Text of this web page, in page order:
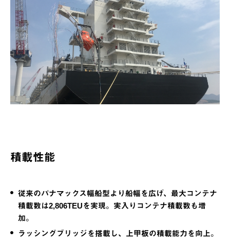
積載性能
従来のパナマックス幅船型より船幅を広げ、最大コンテナ
積載数は2,806TEUを実現。実入りコンテナ積載数も増
加。
ラッシングブリッジを搭載し、上甲板の積載能力を向上。